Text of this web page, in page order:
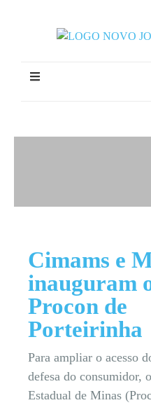
Cimams e
inauguram
Procon de
Porteirinha
Para ampliar o acesso
defesa do consumidor,
Estadual de Minas